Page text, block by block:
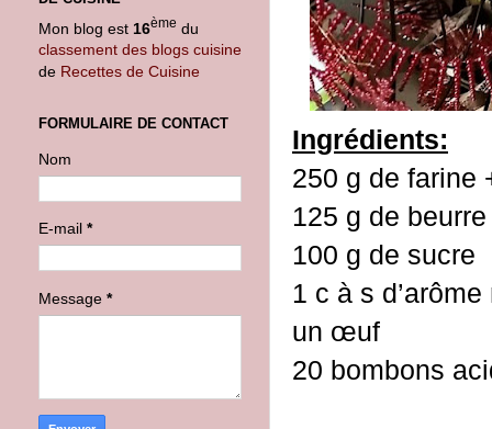
Ingrédients:
250 g de farine
125 g de
100 g de sucre
1 c à s
un œuf
20 bombons
Mon blog est 16ème du
classement des blogs cuisine
de Recettes de Cuisine
FORMULAIRE DE CONTACT
Nom
E-mail *
Message *